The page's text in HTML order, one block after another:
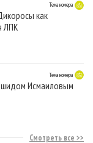
Тема номера
как
ЛПК
Тема номера
Исмаиловым
Смотреть все